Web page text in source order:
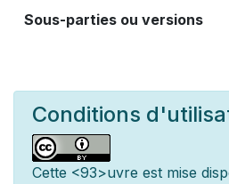
Sous-parties ou versions
Conditions
Cette <93>uvre est mise